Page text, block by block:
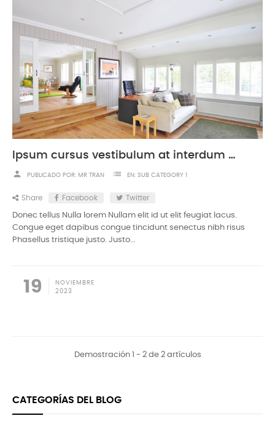
Ipsum cursus vestibulum at interdum Vivamus
Share Facebook Twitter
person PUBLICADO POR: MR TRAN list EN: SUB CATEGORY 1
NOVIEMBRE
19 2023
Donec tellus Nulla lorem Nullam elit id ut elit feugiat lacus.
Congue eget dapibus congue tincidunt senectus nibh risus
Phasellus tristique justo. Justo...
Demostración 1 - 2 de 2 artículos
CATEGORÍAS DEL BLOG